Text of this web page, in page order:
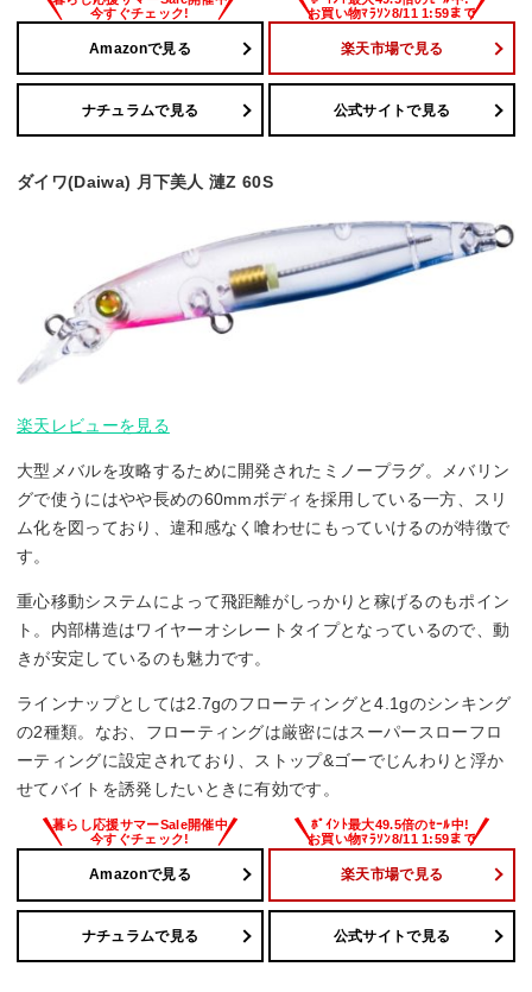
Amazonで見る 楽天市場で見る
ナチュラムで見る 公式サイトで見る
ダイワ(Daiwa) 月下美人 漣Z 60S
楽天レビューを見る
大型メバルを攻略するために開発されたミノープラグ。メバリン
グで使うにはやや長めの60mmボディを採用している一方、スリ
ム化を図っており、違和感なく喰わせにもっていけるのが特徴で
す。
重心移動システムによって飛距離がしっかりと稼げるのもポイン
ト。内部構造はワイヤーオシレートタイプとなっているので、動
きが安定しているのも魅力です。
ラインナップとしては2.7gのフローティングと4.1gのシンキング
の2種類。なお、フローティングは厳密にはスーパースローフロ
ーティングに設定されており、ストップ&ゴーでじんわりと浮か
せてバイトを誘発したいときに有効です。
Amazonで見る 楽天市場で見る
ナチュラムで見る 公式サイトで見る